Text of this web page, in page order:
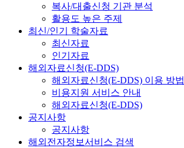
복사/대출신청 기관 분석
활용도 높은 주제
최신/인기 학술자료
최신자료
인기자료
해외자료신청(E-DDS)
해외자료신청(E-DDS) 이용 방법
비용지원 서비스 안내
해외자료신청(E-DDS)
공지사항
공지사항
해외전자정보서비스 검색